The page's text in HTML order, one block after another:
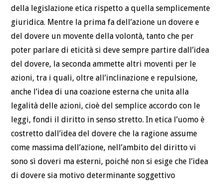
della legislazione etica rispetto a quella semplicemente
giuridica. Mentre la prima fa dell’azione un dovere e
del dovere un movente della volontà, tanto che per
poter parlare di eticità si deve sempre partire dall’idea
del dovere, la seconda ammette altri moventi per le
azioni, tra i quali, oltre all’inclinazione e repulsione,
anche l’idea di una coazione esterna che unita alla
legalità delle azioni, cioè del semplice accordo con le
leggi, fondi il diritto in senso stretto. In etica l’uomo è
costretto dall’idea del dovere che la ragione assume
come massima dell’azione, nell’ambito del diritto vi
sono sì doveri ma esterni, poiché non si esige che l’idea
di dovere sia motivo determinante soggettivo